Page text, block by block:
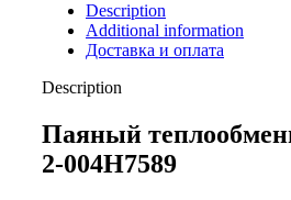
Description
Additional information
Доставка и оплата
Description
Паяный
2-004H7589